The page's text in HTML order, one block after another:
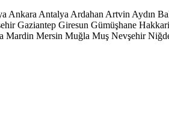
Ankara Antalya Ardahan Artvin Aydın
Gaziantep Giresun Gümüşhane Hakkari
Mardin Mersin Muğla Muş Nevşehir